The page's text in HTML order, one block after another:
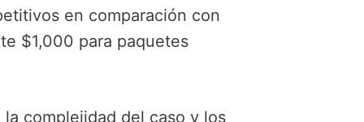
en comparación con
$1,000 para paquetes
complejidad del caso y los